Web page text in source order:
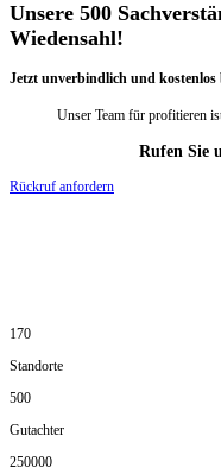
Unsere 500
Wiedensahl!
Jetzt unverbindlich und kostenlos
Unser Team für profitieren
Rufen Sie
Rückruf anfordern
170
Standorte
500
Gutachter
250000